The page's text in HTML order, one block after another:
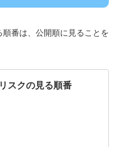
番は、公開順に見ることを
スクの見る順番